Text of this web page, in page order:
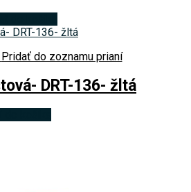
Pridať do zoznamu prianí
DRT-136- žltá